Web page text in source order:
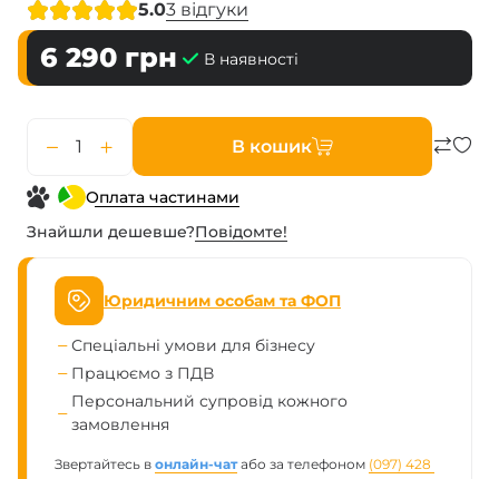
5.03 відгуки
6 290 грн В наявності
В кошик
Оплата частинами
Знайшли дешевше?Повiдомте!
Юридичним особам та ФОП
Спеціальні умови для бізнесу
Працюємо з ПДВ
Персональний супровід кожного
замовлення
Звертайтесь в онлайн-чат або за телефоном (097) 428